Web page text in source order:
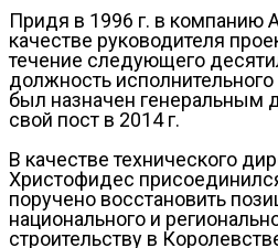
Придя в 1996 г. в компанию
качестве руководителя
течение следующего
должность исполнительного
был назначен генеральным
свой пост в 2014 г.
В качестве технического
Христофидес
поручено восстановить
национального и
строительству в